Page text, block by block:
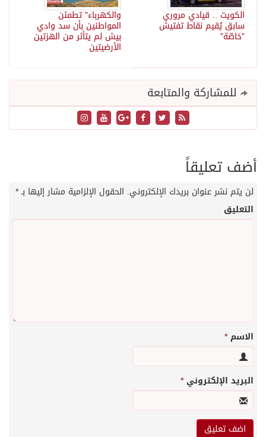
والكهرباء" تطمئن
المواطنين بأن سد وادي
بيش لم يتأثر من الهزتين
الأرضيتين
الكويت .. قيادي مروري
سابق يُقيم نقاط تفتيش
"خاصّة"
للمشاركة والمتابعة
أضف تعليقاً
لن يتم نشر عنوان بريدك الإلكتروني. الحقول الإلزامية مشار إليها بـ*
التعليق
الاسم*
البريد الإلكتروني*